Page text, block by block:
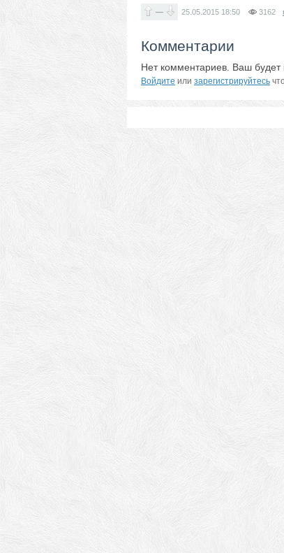
— 25.05.2015 18:50 3162
Комментарии
Нет комментариев. Ваш
Войдите или зарегистрируйтесь